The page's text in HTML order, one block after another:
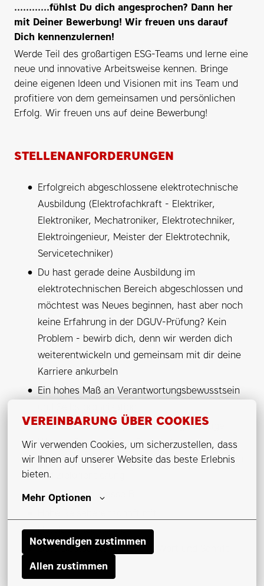
VEREINBARUNG ÜBER COOKIES
Wir verwenden Cookies, um sicherzustellen, dass
wir Ihnen auf unserer Website das beste Erlebnis
bieten.
Mehr Optionen
Notwendigen zustimmen
Allen zustimmen
............fühlst Du dich angesprochen? Dann her
mit Deiner Bewerbung! Wir freuen uns darauf
Dich kennenzulernen!
Werde Teil des großartigen ESG-Teams und lerne eine
neue und innovative Arbeitsweise kennen. Bringe
deine eigenen Ideen und Visionen mit ins Team und
profitiere von dem gemeinsamen und persönlichen
Erfolg. Wir freuen uns auf deine Bewerbung!
STELLENANFORDERUNGEN
Erfolgreich abgeschlossene elektrotechnische
Ausbildung (Elektrofachkraft - Elektriker,
Elektroniker, Mechatroniker, Elektrotechniker,
Elektroingenieur, Meister der Elektrotechnik,
Servicetechniker)
Du hast gerade deine Ausbildung im
elektrotechnischen Bereich abgeschlossen und
möchtest was Neues beginnen, hast aber noch
keine Erfahrung in der DGUV-Prüfung? Kein
Problem - bewirb dich, denn wir werden dich
weiterentwickeln und gemeinsam mit dir deine
Karriere ankurbeln
Ein hohes Maß an Verantwortungsbewusstsein
Freundliche Umgangsformen, gegenseitige
Wertschätzung, Zuverlässigkeit und
Verbindlichkeit sowie eine ausgeprägte Kunden-
und Zielorientierung
Führerschein Klasse B
Hotelübernachtungen
Gute Deutschkenntnisse in Wort und Schrift